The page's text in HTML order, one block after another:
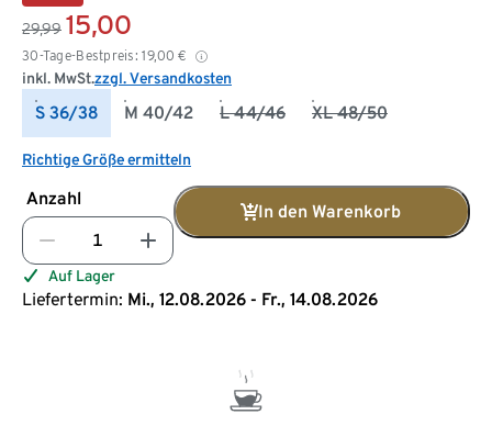
29,99 15,00
30-Tage-Bestpreis: 19,00 €
inkl. MwSt.zzgl. Versandkosten
S 36/38 M 40/42 L 44/46 XL 48/50
Richtige Größe ermitteln
Anzahl
In den Warenkorb
Auf Lager
Liefertermin: Mi., 12.08.2026 - Fr., 14.08.2026